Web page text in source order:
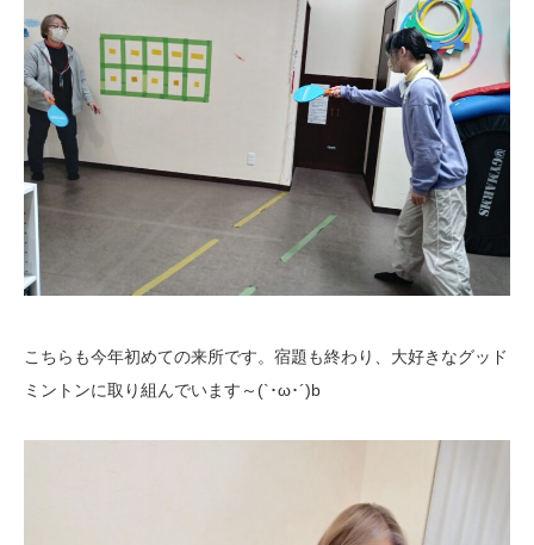
こちらも今年初めての来所です。宿題も終わり、大好きなグッド
ミントンに取り組んでいます～(`･ω･´)b